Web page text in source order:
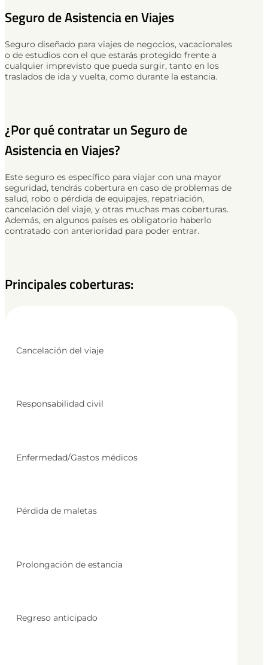
Seguro de Asistencia en Viajes
Seguro diseñado para viajes de negocios, vacacionales
o de estudios con el que estarás protegido frente a
cualquier imprevisto que pueda surgir, tanto en los
traslados de ida y vuelta, como durante la estancia.
¿Por qué contratar un Seguro de
Asistencia en Viajes?
Este seguro es específico para viajar con una mayor
seguridad, tendrás cobertura en caso de problemas de
salud, robo o pérdida de equipajes, repatriación,
cancelación del viaje, y otras muchas mas coberturas.
Además, en algunos países es obligatorio haberlo
contratado con anterioridad para poder entrar.
Principales coberturas:
Cancelación del viaje
Responsabilidad civil
Enfermedad/Gastos médicos
Pérdida de maletas
Prolongación de estancia
Regreso anticipado